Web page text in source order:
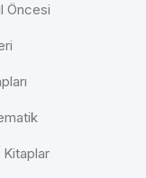
Öncesi
Kitaplar